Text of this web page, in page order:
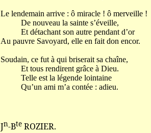
Le lendemain arrive : ô miracle ! ô merveille !
De nouveau la sainte s’éveille,
Et détachant son autre pendant d’or
Au pauvre Savoyard, elle en fait don encor.
Soudain, ce fut à qui briserait sa chaîne,
Et tous rendirent grâce à Dieu.
Telle est la légende lointaine
Qu’un ami m’a contée : adieu.
Jn-BteROZIER.